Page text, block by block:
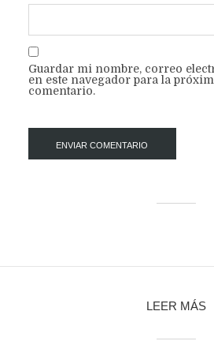
Guardar mi nombre, correo
en este navegador para la
comentario.
LEER MÁS